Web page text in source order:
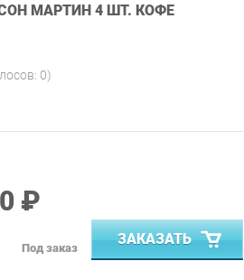
МАРТИН 4 ШТ. КОФЕ
0)
₽
Под заказ
ЗАКАЗАТЬ